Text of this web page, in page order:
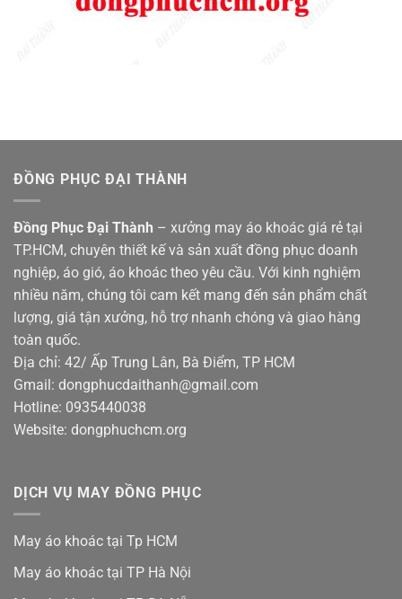
ĐỒNG PHỤC ĐẠI THÀNH
Đồng Phục Đại Thành – xưởng may áo khoác giá rẻ tại
TP.HCM, chuyên thiết kế và sản xuất đồng phục doanh
nghiệp, áo gió, áo khoác theo yêu cầu. Với kinh nghiệm
nhiều năm, chúng tôi cam kết mang đến sản phẩm chất
lượng, giá tận xưởng, hỗ trợ nhanh chóng và giao hàng
toàn quốc.
Địa chỉ: 42/ Ấp Trung Lân, Bà Điểm, TP HCM
Gmail: dongphucdaithanh@gmail.com
Hotline: 0935440038
Website: dongphuchcm.org
DỊCH VỤ MAY ĐỒNG PHỤC
May áo khoác tại Tp HCM
May áo khoác tại TP Hà Nội